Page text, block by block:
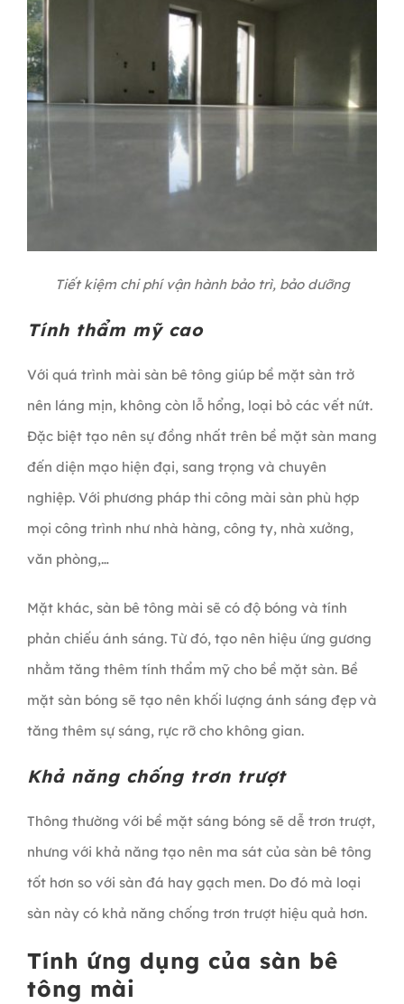
Tiết kiệm chi phí vận hành bảo trì, bảo dưỡng
Tính thẩm mỹ cao
Với quá trình mài sàn bê tông giúp bề mặt sàn trở
nên láng mịn, không còn lỗ hổng, loại bỏ các vết nứt.
Đặc biệt tạo nên sự đồng nhất trên bề mặt sàn mang
đến diện mạo hiện đại, sang trọng và chuyên
nghiệp. Với phương pháp thi công mài sàn phù hợp
mọi công trình như nhà hàng, công ty, nhà xưởng,
văn phòng,…
Mặt khác, sàn bê tông mài sẽ có độ bóng và tính
phản chiếu ánh sáng. Từ đó, tạo nên hiệu ứng gương
nhằm tăng thêm tính thẩm mỹ cho bề mặt sàn. Bề
mặt sàn bóng sẽ tạo nên khối lượng ánh sáng đẹp và
tăng thêm sự sáng, rực rỡ cho không gian.
Khả năng chống trơn trượt
Thông thường với bề mặt sáng bóng sẽ dễ trơn trượt,
nhưng với khả năng tạo nên ma sát của sàn bê tông
tốt hơn so với sàn đá hay gạch men. Do đó mà loại
sàn này có khả năng chống trơn trượt hiệu quả hơn.
Tính ứng dụng của sàn bê
tông mài